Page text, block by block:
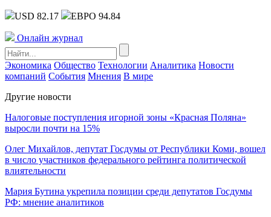
USD 82.17 ЕВРО 94.84
Онлайн журнал
Экономика Общество Технологии Аналитика Новости
компаний События Мнения В мире
Другие новости
Налоговые поступления игорной зоны «Красная Поляна»
выросли почти на 15%
Олег Михайлов, депутат Госдумы от Республики Коми, вошел
в число участников федерального рейтинга политической
влиятельности
Мария Бутина укрепила позиции среди депутатов Госдумы
РФ: мнение аналитиков